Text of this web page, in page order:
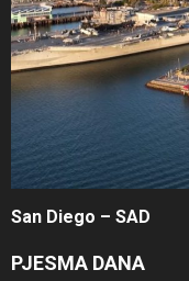
San Diego – SAD
PJESMA DANA